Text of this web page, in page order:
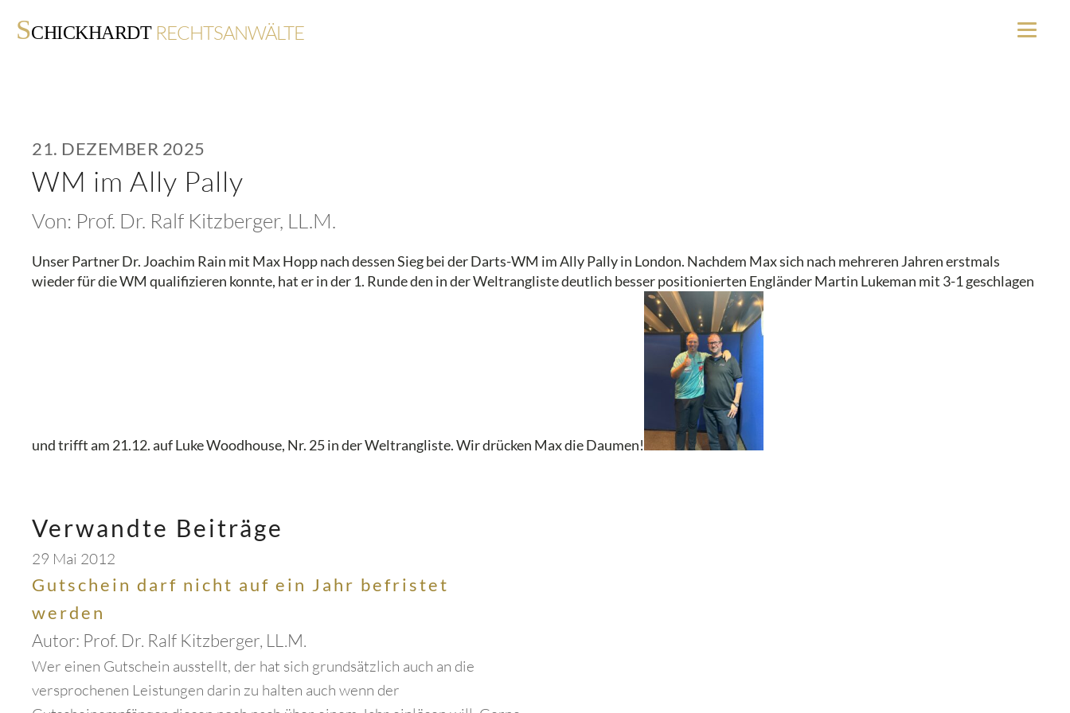
SCHICKHARDT RECHTSANWÄLTE
21. DEZEMBER 2025
WM im Ally Pally
Von: Prof. Dr. Ralf Kitzberger, LL.M.
Unser Partner Dr. Joachim Rain mit Max Hopp nach dessen Sieg bei der Darts-WM im Ally Pally in London. Nachdem Max sich nach mehreren Jahren erstmals
wieder für die WM qualifizieren konnte, hat er in der 1. Runde den in der Weltrangliste deutlich besser positionierten Engländer Martin Lukeman mit 3-1 geschlagen
und trifft am 21.12. auf Luke Woodhouse, Nr. 25 in der Weltrangliste. Wir drücken Max die Daumen!
Verwandte Beiträge
29 Mai 2012
Gutschein darf nicht auf ein Jahr befristet
werden
Autor: Prof. Dr. Ralf Kitzberger, LL.M.
Wer einen Gutschein ausstellt, der hat sich grundsätzlich auch an die
versprochenen Leistungen darin zu halten auch wenn der